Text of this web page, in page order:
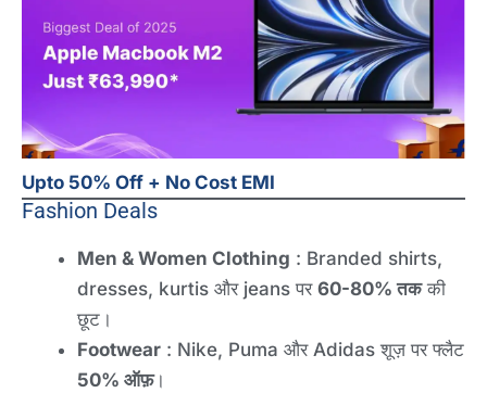
Upto 50% Off + No Cost EMI
Fashion Deals
Men & Women Clothing : Branded shirts,
dresses, kurtis और jeans पर 60-80% तककी
छूट।
Footwear : Nike, Puma और Adidas शूज़ पर फ्लैट
50% ऑफ़।